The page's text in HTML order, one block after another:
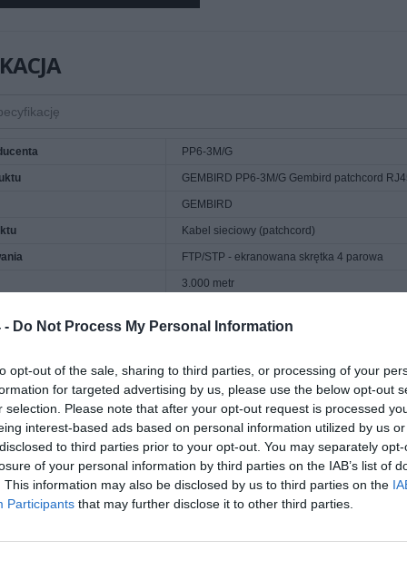
- Do Not Process My Personal Information
opt-out of the sale, sharing to third parties, or processing of your
for targeted advertising by us, please use the below opt-out
selection. Please note that after your opt-out request is processed
interest-based ads based on personal information utilized by us
to third parties prior to your opt-out. You may separately
of your personal information by third parties on the IAB’s list of
This information may also be disclosed by us to third parties on the
Participants that may further disclose it to other third parties.
PP6-3M/G
GEMBIRD PP6-3M/G Gembird patchcord
GEMBIRD
Kabel sieciowy (patchcord)
FTP/STP - ekranowana skrętka 4 parowa
3.000 metr
RJ45
Tak
zielony
jest wagą minimalną i może różnić się w zależności od konfiguracji oraz